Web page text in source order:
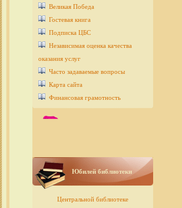
Великая Победа
Гостевая книга
Подписка ЦБС
Независимая оценка качества
оказания услуг
Часто задаваемые вопросы
Карта сайта
Финансовая грамотность
Юбилей библиотеки
Центральной библиотеке